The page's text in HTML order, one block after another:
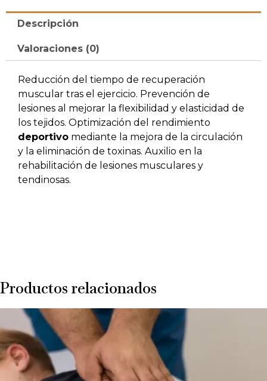
Descripción
Valoraciones (0)
Reducción del tiempo de recuperación
muscular tras el ejercicio. Prevención de
lesiones al mejorar la flexibilidad y elasticidad de
los tejidos. Optimización del rendimiento
deportivo mediante la mejora de la circulación
y la eliminación de toxinas. Auxilio en la
rehabilitación de lesiones musculares y
tendinosas.
Productos relacionados